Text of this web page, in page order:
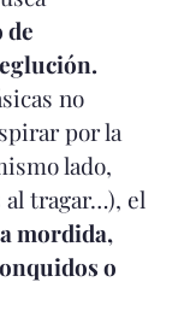
no
por la
lado,
al tragar…), el
mordida,
o